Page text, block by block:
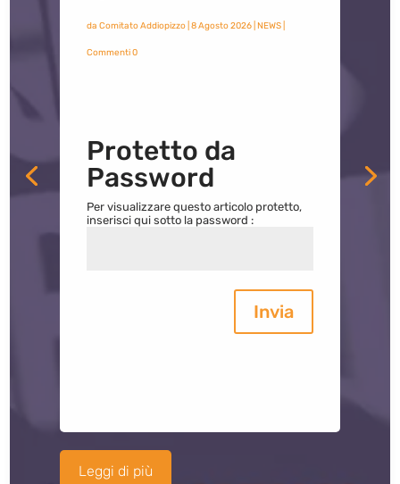
da Comitato Addiopizzo| 8 Agosto 2026| NEWS|
Commenti 0
Protetto da
Password
Per visualizzare questo articolo protetto,
inserisci qui sotto la password :
Invia
Leggi di più